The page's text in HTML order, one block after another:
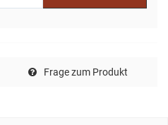
Frage zum Produkt